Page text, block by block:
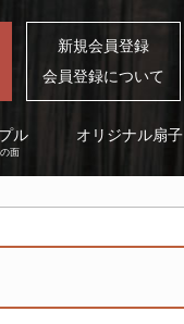
新規会員登録
会員登録について
ル
面
オリジナル扇子